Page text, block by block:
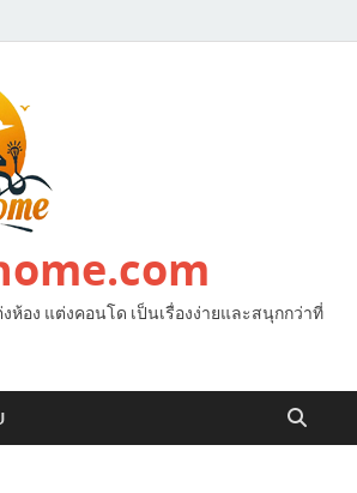
ห้อง แต่งคอนโด เป็นเรื่องง่ายและสนุกกว่าที่